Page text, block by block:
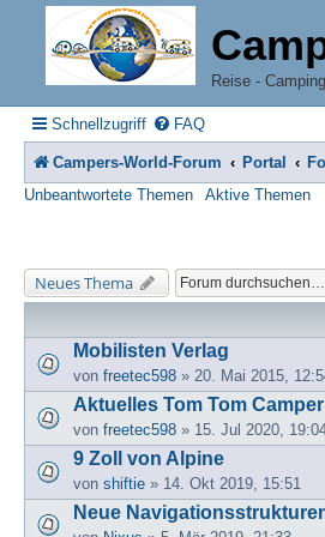
Reise -
Schnellzugriff FAQ
Campers-World-Forum Portal
Unbeantwortete Themen
Aktive Themen
Neues Thema
Mobilisten Verlag
von freetec598 » 20. Mai 2015,
Aktuelles Tom Tom
von freetec598 » 15. Jul 2020,
9 Zoll von Alpine
von shiftie » 14. Okt 2019, 15:51
Neue